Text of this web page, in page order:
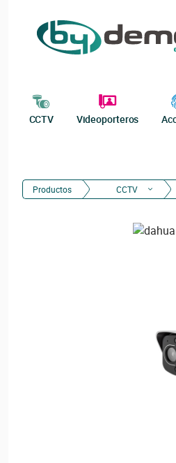
CCTV Videoporteros
Productos CCTV